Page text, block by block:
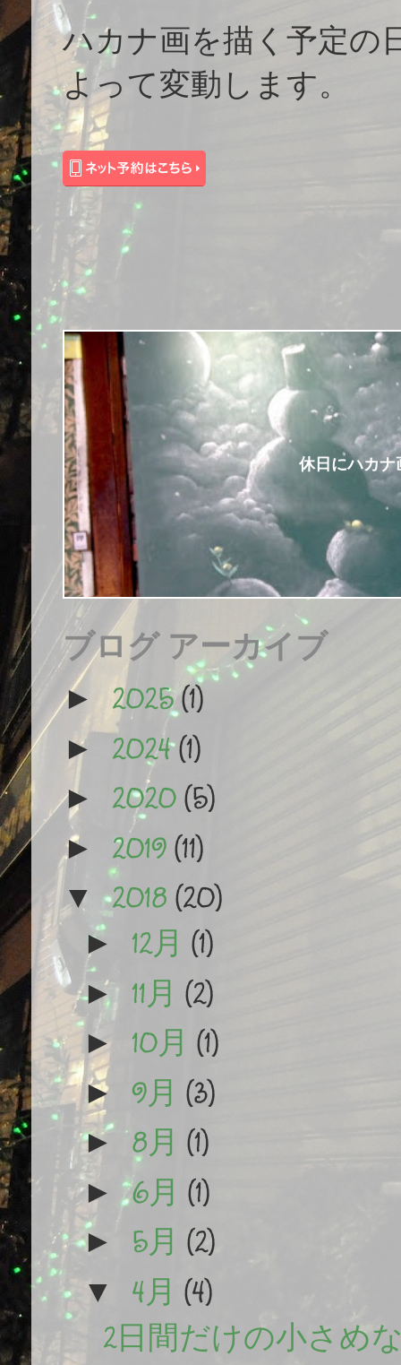
ハカナ画を描く予定の
よって変動します。
休日にハカ
ブログ アーカイブ
► 2025(1)
► 2024(1)
► 2020(5)
► 2019(11)
▼2018 (20)
► 12月 (1)
► 11月 (2)
► 10月 (1)
► 9月 (3)
►8月 (1)
►6月 (1)
► 5月 (2)
▼ 4月 (4)
2日間だけの小さめ